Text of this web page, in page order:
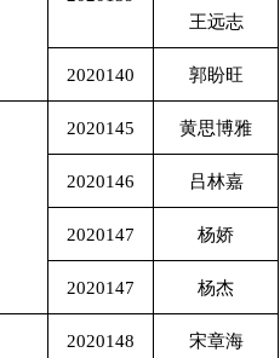
王远志
2020140 郭盼旺
2020145 黄思博雅
2020146 吕林嘉
2020147 杨娇
2020147 杨杰
2020148 宋章海